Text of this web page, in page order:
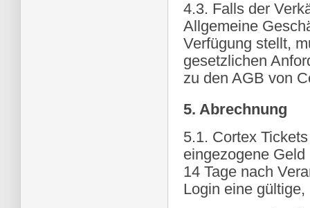
4.3. Falls der
Allgemeine
Verfügung stellt,
gesetzlichen
zu den AGB von
5. Abrechnung
5.1. Cortex
eingezogene
14 Tage nach
Login eine